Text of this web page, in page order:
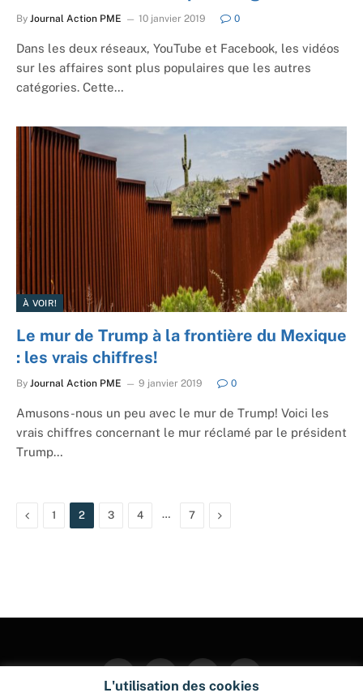
By Journal Action PME 10 janvier 2019 0
Dans les deux réseaux, YouTube et Facebook, les vidéos
sur les affaires sont plus populaires que les autres
catégories. Cette…
À VOIR!
Le mur de Trump à la frontière du Mexique
: les vrais chiffres!
By Journal Action PME 9 janvier 2019 0
Amusons-nous un peu avec le mur de Trump! Voici les
vrais chiffres concernant le mur réclamé par le président
Trump…
Previous
1 2 3 4 … 7 Next
FacebookTwitter InstagramPinterest
L'utilisation des cookies